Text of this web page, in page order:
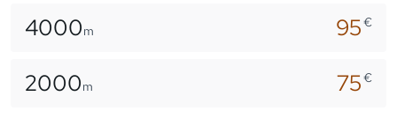
4000m 95€
2000m 75€